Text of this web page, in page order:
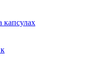
капсулах